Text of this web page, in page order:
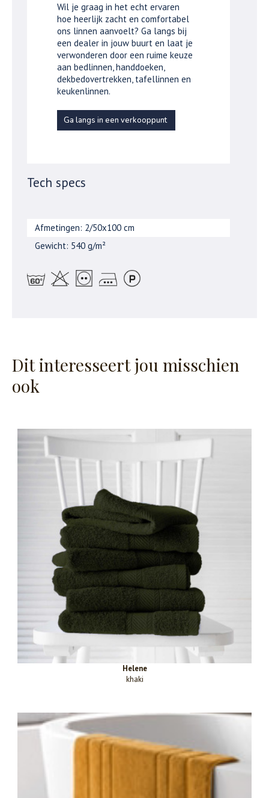
Wil je graag in het echt ervaren
hoe heerlijk zacht en comfortabel
ons linnen aanvoelt? Ga langs bij
een dealer in jouw buurt en laat je
verwonderen door een ruime keuze
aan bedlinnen, handdoeken,
dekbedovertrekken, tafellinnen en
keukenlinnen.
Ga langs in een verkooppunt
Tech specs
Afmetingen: 2/50x100 cm
Gewicht: 540 g/m²
Dit interesseert jou misschien
ook
Helene
khaki